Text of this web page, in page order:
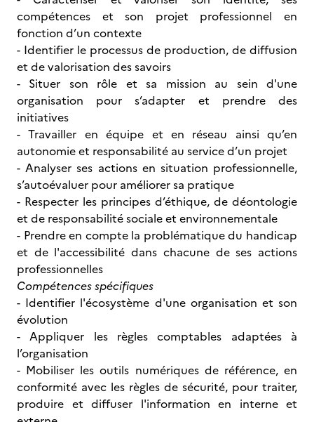
compétences et son projet professionnel en
fonction d’un contexte
- Identifier le processus de production, de diffusion
et de valorisation des savoirs
- Situer son rôle et sa mission au sein d'une
organisation pour s’adapter et prendre des
initiatives
- Travailler en équipe et en réseau ainsi qu’en
autonomie et responsabilité au service d’un projet
- Analyser ses actions en situation professionnelle,
s’autoévaluer pour améliorer sa pratique
- Respecter les principes d’éthique, de déontologie
et de responsabilité sociale et environnementale
- Prendre en compte la problématique du handicap
et de l'accessibilité dans chacune de ses actions
professionnelles
Compétences spécifiques
- Identifier l'écosystème d'une organisation et son
évolution
- Appliquer les règles comptables adaptées à
l’organisation
- Mobiliser les outils numériques de référence, en
conformité avec les règles de sécurité, pour traiter,
produire et diffuser l'information en interne et